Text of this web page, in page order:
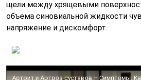
щели между хрящевыми
объема синовиальной жидкости
напряжение и дискомфорт.
Артрит и Артроз суставов – Симптомы,